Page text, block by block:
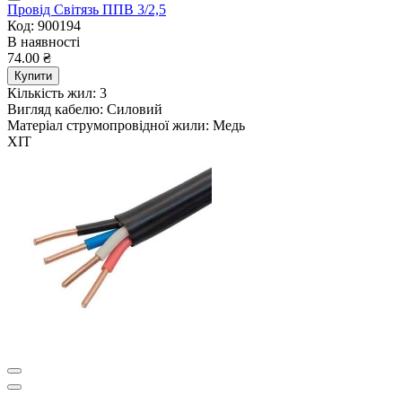
Провід Світязь ППВ 3/2,5
Код: 900194
В наявності
74.00 ₴
Купити
Кількість жил: 3
Вигляд кабелю: Силовий
Матеріал струмопровідної жили: Медь
ХІТ